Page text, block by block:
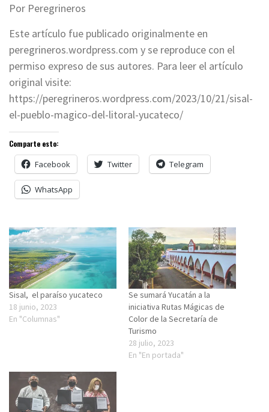
Por Peregrineros
Este artículo fue publicado originalmente en
peregrineros.wordpress.com y se reproduce con el
permiso expreso de sus autores. Para leer el artículo
original visite:
https://peregrineros.wordpress.com/2023/10/21/sisal-
el-pueblo-magico-del-litoral-yucateco/
Comparte esto:
Facebook Twitter Telegram
WhatsApp
Sisal, el paraíso yucateco
18 junio, 2023
En "Columnas"
Se sumará Yucatán a la
iniciativa Rutas Mágicas de
Color de la Secretaría de
Turismo
28 julio, 2023
En "En portada"